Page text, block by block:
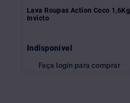
Lava Roupas Action Coco 1,6Kg
Invicto
Indisponível
Faça login para comprar